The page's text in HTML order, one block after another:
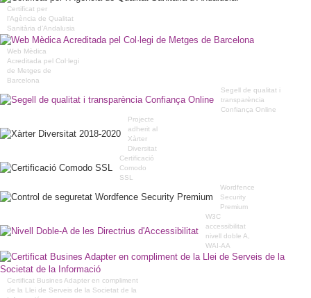
Certificat per
l’Agència de Qualitat
Sanitària d’Andalusia
Web Mèdica
Acreditada pel Col·legi
de Metges de
Barcelona
Segell de qualitat i
transparència
Confiança Online
Projecte
adherit al
Xàrter
Diversitat
Certificació
Comodo
SSL
Wordfence
Security
Premium
W3C
accessibilitat
nivell doble A,
WAI-AA
Certificat Busines Adapter en compliment
de la Llei de Serveis de la Societat de la